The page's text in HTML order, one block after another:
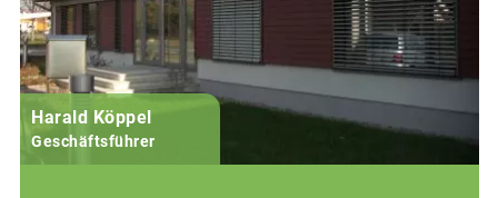
Harald Köppel
Geschäftsführer